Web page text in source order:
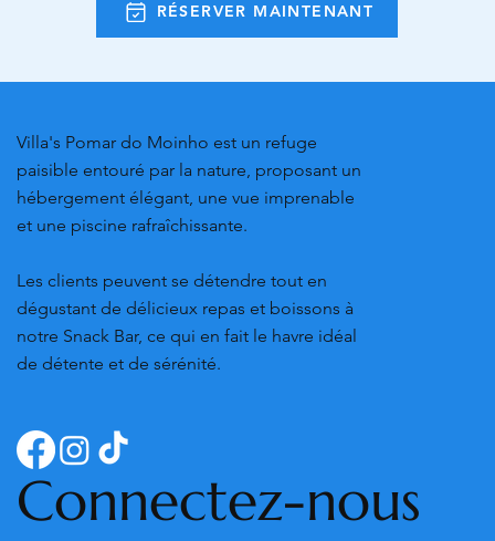
RÉSERVER MAINTENANT
Villa's Pomar do Moinho est un refuge
paisible entouré par la nature, proposant un
hébergement élégant, une vue imprenable
et une piscine rafraîchissante.
Les clients peuvent se détendre tout en
dégustant de délicieux repas et boissons à
notre Snack Bar, ce qui en fait le havre idéal
de détente et de sérénité.
Connectez-nous